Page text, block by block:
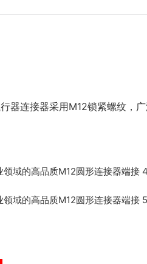
器连接器采用M12锁紧螺纹，